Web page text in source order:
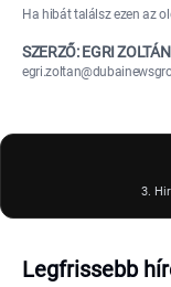
Ha hibát találsz ezen az
SZERZŐ: EGRI ZOLTÁN
3.
Legfrissebb